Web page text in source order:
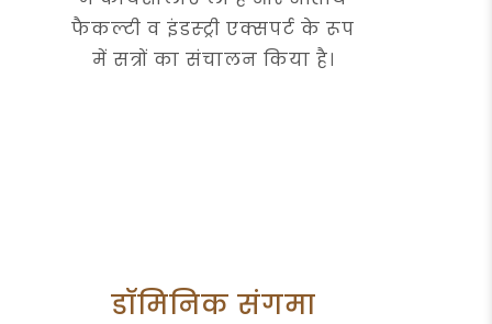
फैकल्टी व इंडस्ट्री एक्सपर्ट के रूप
में सत्रों का संचालन किया है।
डॉमिनिक संगमा